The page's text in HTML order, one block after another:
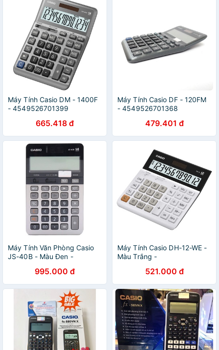
Máy Tính Casio DM - 1400F
- 4549526701399
665.418 đ
Máy Tính Casio DF - 120FM
- 4549526701368
479.401 đ
Máy Tính Văn Phòng Casio
JS-40B - Màu Đen -
995.000 đ
Máy Tính Casio DH-12-WE -
Màu Trắng -
521.000 đ